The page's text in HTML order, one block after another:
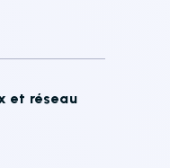
et réseau